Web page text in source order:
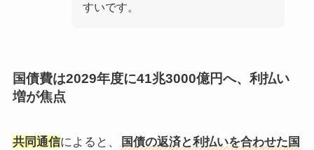
すいです。
国債費は2029年度に41兆3000億円へ、利払い
増が焦点
共同通信によると、
国債の返済と利払いを合わせた国